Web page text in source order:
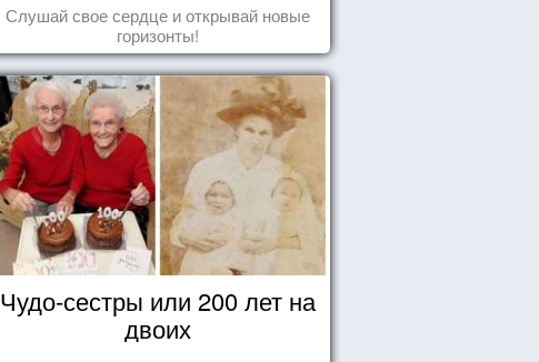
Слушай свое сердце и открывай новые
горизонты!
Чудо-сестры или 200 лет на
двоих